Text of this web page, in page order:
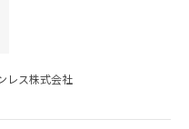
レス株式会社